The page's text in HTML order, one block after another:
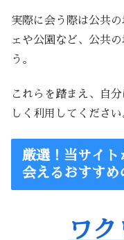
実際に会う際は公共
ェや公園など、公共
う。
これらを踏まえ、自
しく利用してください
厳選！当サイト
会えるおすすめ
ワ